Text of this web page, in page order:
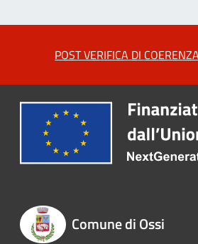
POST VERIFICA DI
Comune di Ossi